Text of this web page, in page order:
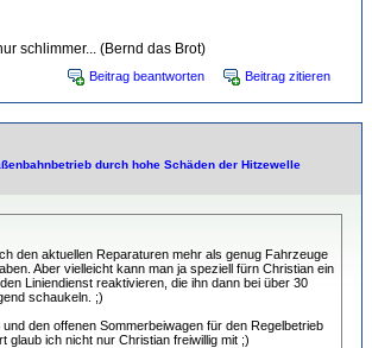
schlimmer... (Bernd das Brot)
Beitrag beantworten Beitrag zitieren
durch hohe Schäden der Hitzewelle
den aktuellen Reparaturen mehr als genug Fahrzeuge
Aber vielleicht kann man ja speziell fürn Christian ein
Liniendienst reaktivieren, die ihn dann bei über 30
schaukeln. ;)
den offenen Sommerbeiwagen für den Regelbetrieb
glaub ich nicht nur Christian freiwillig mit ;)